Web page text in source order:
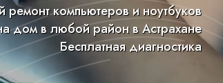
компьютеров и ноутбуков
дом в любой район в Астрахане
Бесплатная диагностика